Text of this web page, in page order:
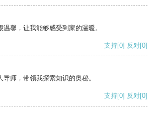
馨，让我能够感受到家的温暖。
支持[0] 反对[0]
师，带领我探索知识的奥秘。
支持[0] 反对[0]